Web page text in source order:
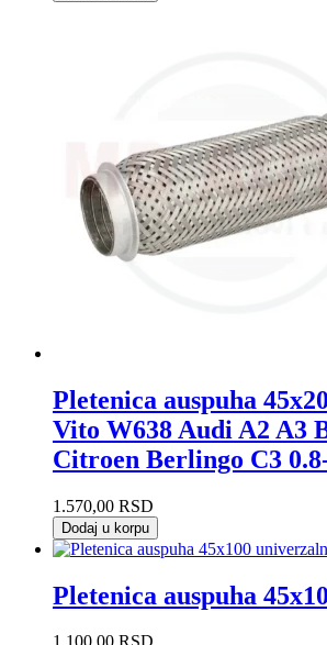
Pletenica auspuha
Vito W638 Audi A2 A3
Citroen Berlingo C3
1.570,00 RSD
Dodaj u korpu
Pletenica auspuha